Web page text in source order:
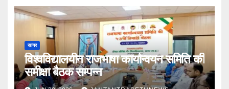
सागर
विश्वविद्यालयीन राजभाषा कार्यान्वयन समिति की
समीक्षा बैठक सम्पन्न